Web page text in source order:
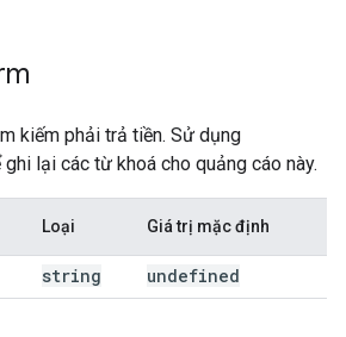
kiếm phải trả tiền. Sử dụng
ghi lại các từ khoá cho quảng cáo này.
Loại Giá trị mặc định
string undefined